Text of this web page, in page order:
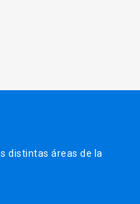
distintas áreas de la